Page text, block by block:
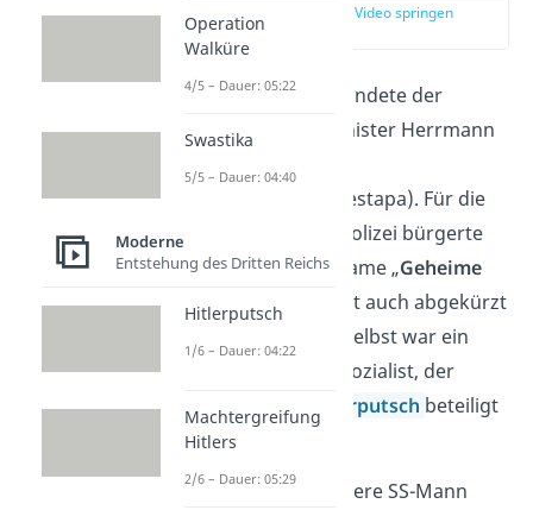
zur Stelle im Video springen
Am 26. April 1933 gründete der
preußische Innenminister Herrmann
(Gestapa). Für die
preußische Geheimpolizei bürgerte
sich daraufhin der Name „Geheime
Staatspolizei
“ ein, oft auch abgekürzt
. Göring selbst war ein
ranghoher Nationalsozialist, der
schon 1923 am
Hitlerputsch beteiligt
gewesen war.
Ab 1934 war der frühere SS-Mann
Operation
Walküre
4/5 – Dauer: 05:22
Swastika
5/5 – Dauer: 04:40
Moderne
Entstehung des Dritten Reichs
Hitlerputsch
1/6 – Dauer: 04:22
Machtergreifung
Hitlers
2/6 – Dauer: 05:29